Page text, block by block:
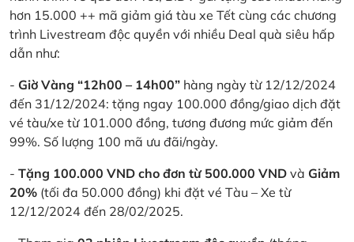
hơn 15.000 ++ mã giảm giá tàu xe Tết cùng các chương
trình Livestream độc quyền với nhiều Deal quà siêu hấp
dẫn như:
- Giờ Vàng “12h00 – 14h00” hàng ngày từ 12/12/2024
đến 31/12/2024: tặng ngay 100.000 đồng/giao dịch đặt
vé tàu/xe từ 101.000 đồng, tương đương mức giảm đến
99%. Số lượng 100 mã ưu đãi/ngày.
- Tặng 100.000 VND cho đơn từ 500.000 VND và Giảm
20% (tối đa 50.000 đồng) khi đặt vé Tàu – Xe từ
12/12/2024 đến 28/02/2025.